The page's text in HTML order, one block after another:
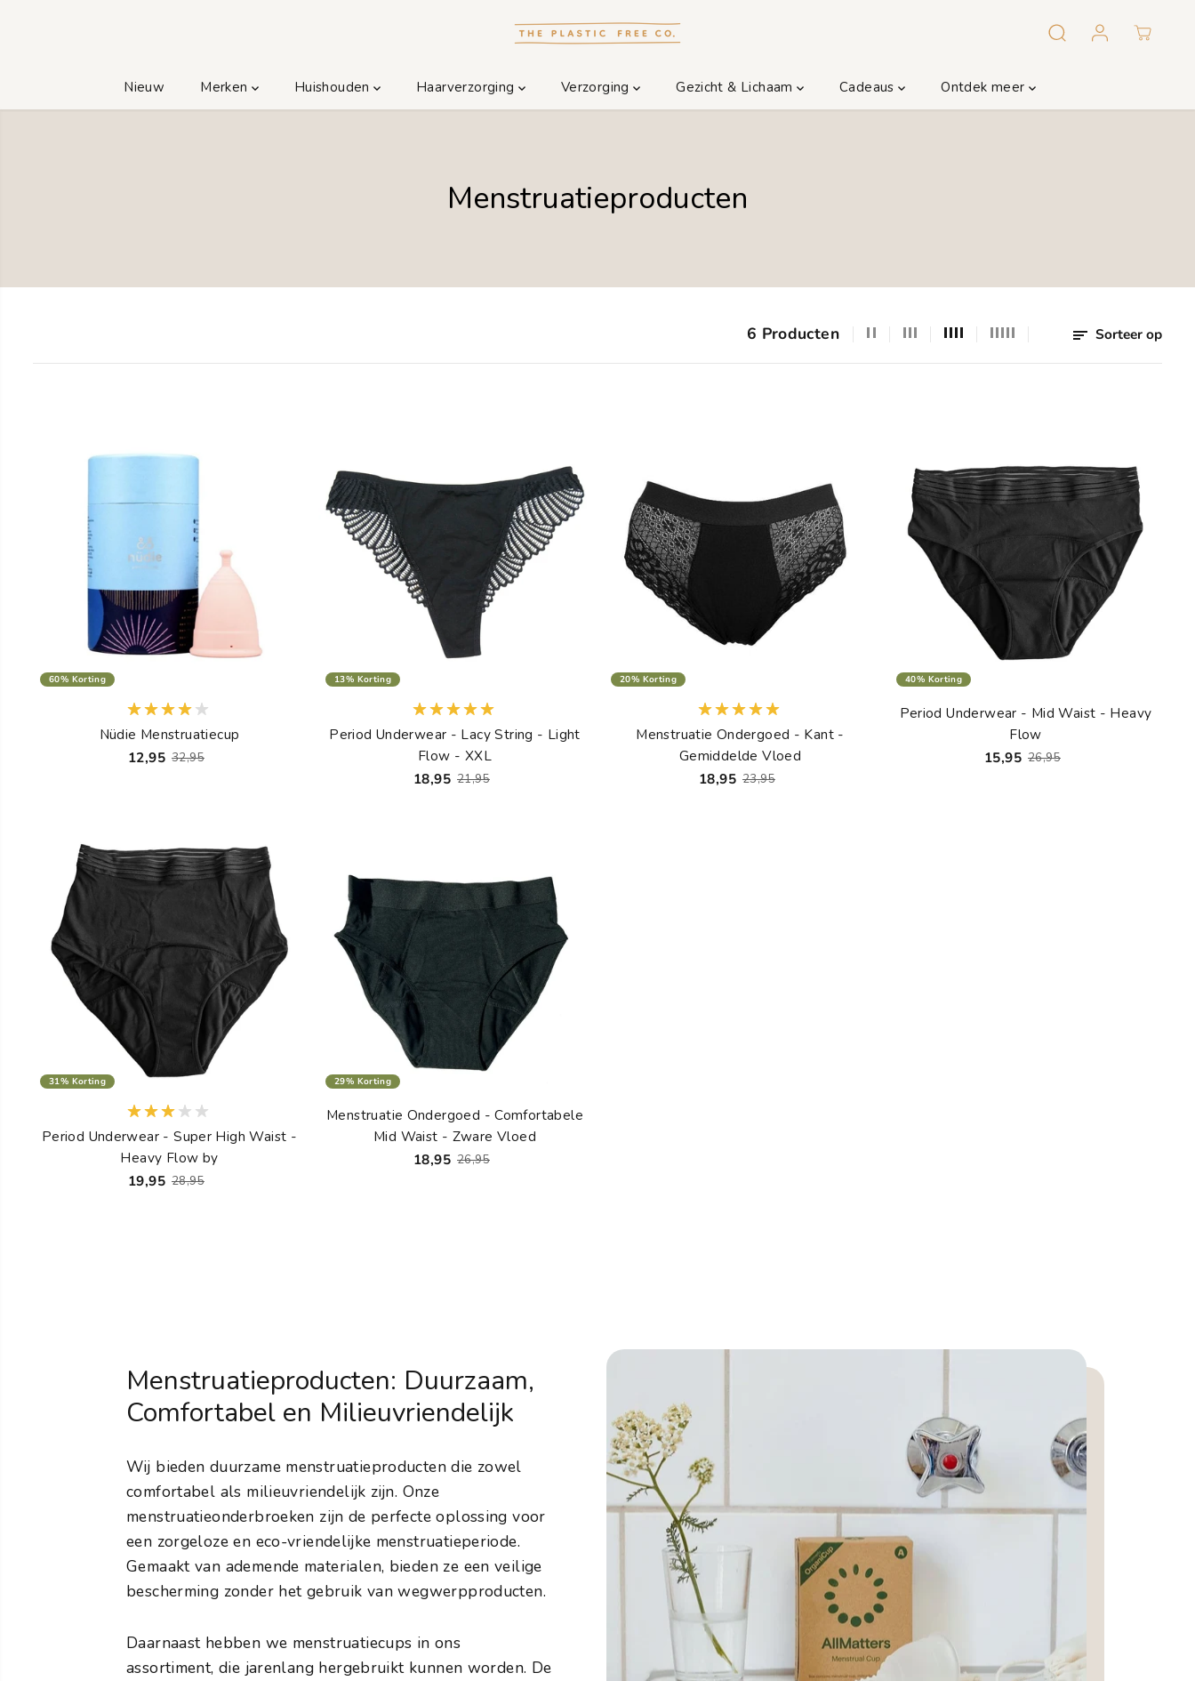
Nieuw Merken Huishouden Haarverzorging Verzorging Gezicht & Lichaam Cadeaus Ontdek meer
Menstruatieproducten
6 Producten Sorteer op
60% Korting
Nüdie Menstruatiecup
12,95 32,95
13% Korting
Period Underwear - Lacy String - Light
Flow - XXL
18,95 21,95
20% Korting
Menstruatie Ondergoed - Kant -
Gemiddelde Vloed
18,95 23,95
40% Korting
Period Underwear - Mid Waist - Heavy
Flow
15,95 26,95
31% Korting
Period Underwear - Super High Waist -
Heavy Flow by
19,95 28,95
29% Korting
Menstruatie Ondergoed - Comfortabele
Mid Waist - Zware Vloed
18,95 26,95
Menstruatieproducten: Duurzaam,
Comfortabel en Milieuvriendelijk
Wij bieden duurzame menstruatieproducten die zowel
comfortabel als milieuvriendelijk zijn. Onze
menstruatieonderbroeken zijn de perfecte oplossing voor
een zorgeloze en eco-vriendelijke menstruatieperiode.
Gemaakt van ademende materialen, bieden ze een veilige
bescherming zonder het gebruik van wegwerpproducten.
Daarnaast hebben we menstruatiecups in ons
assortiment, die jarenlang hergebruikt kunnen worden. De